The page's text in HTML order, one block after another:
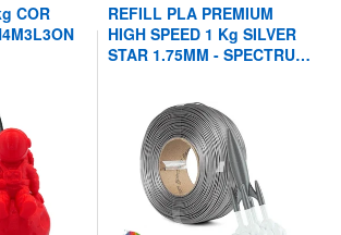
COR
REFILL PLA PREMIUM
HIGH SPEED 1 Kg SILVER
STAR 1.75MM - SPECTRUM